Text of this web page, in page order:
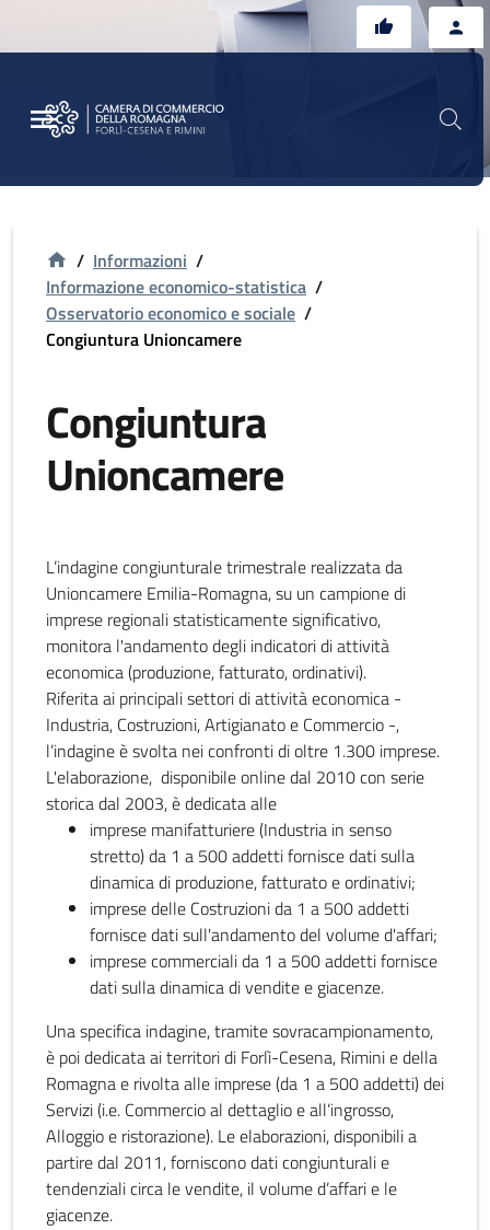
/ Informazioni /
Informazione economico-statistica /
Osservatorio economico e sociale /
Congiuntura Unioncamere
Congiuntura
Unioncamere
L’indagine congiunturale trimestrale realizzata da
Unioncamere Emilia-Romagna, su un campione di
imprese regionali statisticamente significativo,
monitora l'andamento degli indicatori di attività
economica (produzione, fatturato, ordinativi).
Riferita ai principali settori di attività economica -
Industria, Costruzioni, Artigianato e Commercio -,
l’indagine è svolta nei confronti di oltre 1.300 imprese.
L'elaborazione, disponibile online dal 2010 con serie
storica dal 2003, è dedicata alle
imprese manifatturiere (Industria in senso
stretto) da 1 a 500 addetti fornisce dati sulla
dinamica di produzione, fatturato e ordinativi;
imprese delle Costruzioni da 1 a 500 addetti
fornisce dati sull'andamento del volume d'affari;
imprese commerciali da 1 a 500 addetti fornisce
dati sulla dinamica di vendite e giacenze.
Una specifica indagine, tramite sovracampionamento,
è poi dedicata ai territori di Forlì-Cesena, Rimini e della
Romagna e rivolta alle imprese (da 1 a 500 addetti) dei
Servizi (i.e. Commercio al dettaglio e all’ingrosso,
Alloggio e ristorazione). Le elaborazioni, disponibili a
partire dal 2011, forniscono dati congiunturali e
tendenziali circa le vendite, il volume d’affari e le
giacenze.